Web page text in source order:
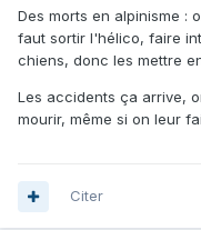
Des morts en alpinisme :
faut sortir l'hélico, faire
chiens, donc les mettre
Les accidents ça arrive,
mourir, même si on leur
Citer